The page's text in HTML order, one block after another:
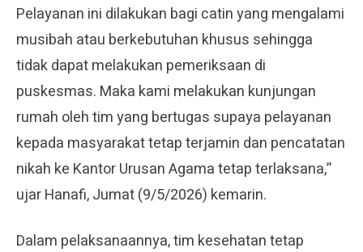
Pelayanan ini dilakukan bagi catin yang mengalami
musibah atau berkebutuhan khusus sehingga
tidak dapat melakukan pemeriksaan di
puskesmas. Maka kami melakukan kunjungan
rumah oleh tim yang bertugas supaya pelayanan
kepada masyarakat tetap terjamin dan pencatatan
nikah ke Kantor Urusan Agama tetap terlaksana,”
ujar Hanafi, Jumat (9/5/2026) kemarin.
Dalam pelaksanaannya, tim kesehatan tetap